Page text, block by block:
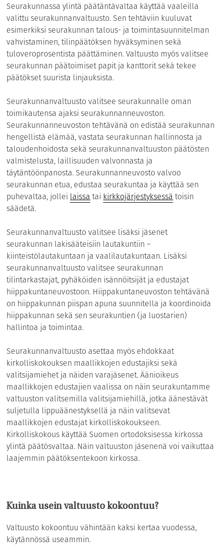
Seurakunnassa ylintä päätäntävaltaa käyttää vaaleilla
valittu seurakunnanvaltuusto. Sen tehtäviin kuuluvat
esimerkiksi seurakunnan talous- ja toimintasuunnitelman
vahvistaminen, tilinpäätöksen hyväksyminen sekä
tuloveroprosentista päättäminen. Valtuusto myös valitsee
seurakunnan päätoimiset papit ja kanttorit sekä tekee
päätökset suurista linjauksista.
Seurakunnanvaltuusto valitsee seurakunnalle oman
toimikautensa ajaksi seurakunnanneuvoston.
Seurakunnanneuvoston tehtävänä on edistää seurakunnan
hengellistä elämää, vastata seurakunnan hallinnosta ja
taloudenhoidosta sekä seurakunnanvaltuuston päätösten
valmistelusta, laillisuuden valvonnasta ja
täytäntöönpanosta. Seurakunnanneuvosto valvoo
seurakunnan etua, edustaa seurakuntaa ja käyttää sen
puhevaltaa, jollei laissa tai kirkkojärjestyksessä toisin
säädetä.
Seurakunnanvaltuusto valitsee lisäksi jäsenet
seurakunnan lakisääteisiin lautakuntiin –
kiinteistölautakuntaan ja vaalilautakuntaan. Lisäksi
seurakunnanvaltuusto valitsee seurakunnan
tilintarkastajat, pyhäköiden isännöitsijät ja edustajat
hiippakuntaneuvostoon. Hiippakuntaneuvoston tehtävänä
on hiippakunnan piispan apuna suunnitella ja koordinoida
hiippakunnan sekä sen seurakuntien (ja luostarien)
hallintoa ja toimintaa.
Seurakunnanvaltuusto asettaa myös ehdokkaat
kirkolliskokouksen maallikkojen edustajiksi sekä
valitsijamiehet ja näiden varajäsenet. Äänioikeus
maallikkojen edustajien vaalissa on näin seurakuntamme
valtuuston valitsemilla valitsijamiehillä, jotka äänestävät
suljetulla lippuäänestyksellä ja näin valitsevat
maallikkojen edustajat kirkolliskokoukseen.
Kirkolliskokous käyttää Suomen ortodoksisessa kirkossa
ylintä päätösvaltaa. Näin valtuuston jäsenenä voi vaikuttaa
laajemmin päätöksentekoon kirkossa.
Kuinka usein valtuusto kokoontuu?
Valtuusto kokoontuu vähintään kaksi kertaa vuodessa,
käytännössä useammin.